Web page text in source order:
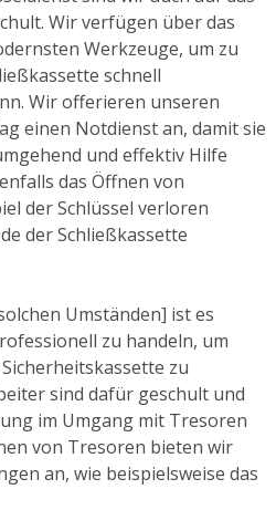
Wir verfügen über das
Werkzeuge, um zu
schnell
Wir offerieren unseren
einen Notdienst an, damit sie
und effektiv Hilfe
das Öffnen von
der Schlüssel verloren
der Schließkassette
Umständen] ist es
zu handeln, um
zu
sind dafür geschult und
im Umgang mit Tresoren
von Tresoren bieten wir
an, wie beispielsweise das